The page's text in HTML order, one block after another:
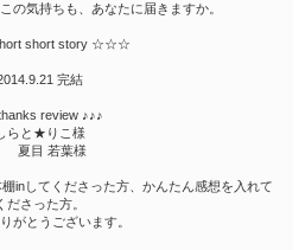
の気持ちも、あなたに届きますか。
short story ☆☆☆
完結
review ♪♪♪
らと★りこ様
夏目 若葉様
inしてくださった方、かんたん感想を入れて
ださった方。
がとうございます。